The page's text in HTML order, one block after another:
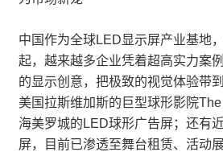
中国作为全球LED显示屏产业基地
起，越来越多企业凭着超高实力案
的显示创意，把极致的视觉体验带
美国拉斯维加斯的巨型球形影院
海美罗城的LED球形广告屏；还有
屏，目前已渗透至舞台租赁、活动